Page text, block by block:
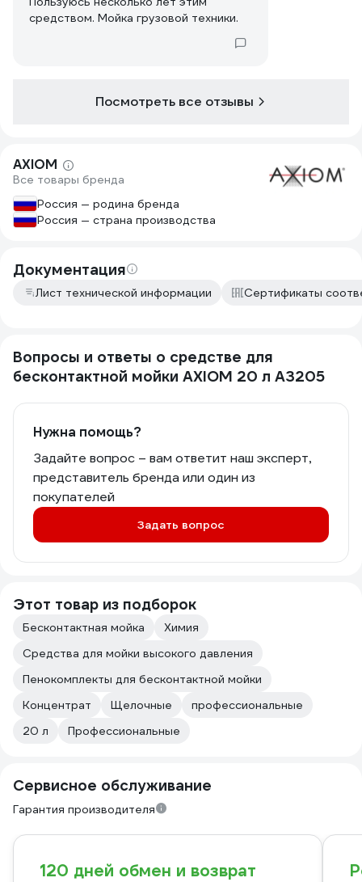
средством. Мойка грузовой техники.
Посмотреть все отзывы
AXIOM
Все товары бренда
Россия — родина бренда
Россия — страна производства
Документация
Лист технической информации Сертификаты
Вопросы и ответы о средстве для
бесконтактной мойки AXIOM 20 л A3205
Нужна помощь?
Задайте вопрос – вам ответит наш эксперт,
представитель бренда или один из
покупателей
Задать вопрос
Этот товар из подборок
Бесконтактная мойка
Химия
Средства для мойки высокого давления
Пенокомплекты для бесконтактной мойки
Концентрат
Щелочные
профессиональные
20 л
Профессиональные
Сервисное обслуживание
Гарантия производителя
120 дней обмен и возврат